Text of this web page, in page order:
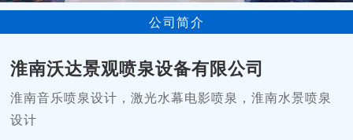
公司简介
淮南沃达景观喷泉设备有限公司
淮南音乐喷泉设计，激光水幕电影喷泉，淮南水景喷泉
设计